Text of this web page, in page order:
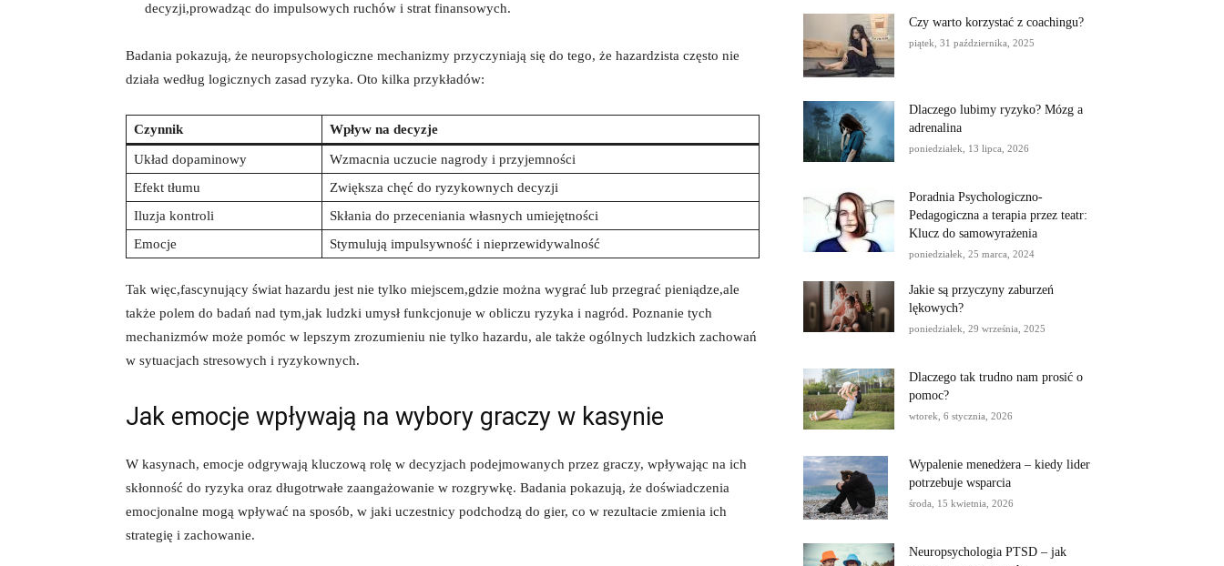
decyzji,prowadząc do impulsowych ruchów i strat finansowych.
Badania pokazują, że neuropsychologiczne mechanizmy przyczyniają się do tego, że hazardzista często nie
działa według logicznych zasad ryzyka. Oto kilka przykładów:
Czynnik Wpływ na decyzje
Układ dopaminowy
Wzmacnia uczucie nagrody i przyjemności
Efekt tłumu
Zwiększa chęć do ryzykownych decyzji
Iluzja kontroli
Skłania do przeceniania własnych umiejętności
Emocje
Stymulują impulsywność i nieprzewidywalność
Tak więc,fascynujący świat hazardu jest nie tylko miejscem,gdzie można wygrać lub przegrać pieniądze,ale
także polem do badań nad tym,jak ludzki umysł funkcjonuje w obliczu ryzyka i nagród. Poznanie tych
mechanizmów może pomóc w lepszym zrozumieniu nie tylko hazardu, ale także ogólnych ludzkich zachowań
w sytuacjach stresowych i ryzykownych.
Jak emocje wpływają na wybory graczy w kasynie
W kasynach, emocje odgrywają kluczową rolę w decyzjach podejmowanych przez graczy, wpływając na ich
skłonność do ryzyka oraz długotrwałe zaangażowanie w rozgrywkę. Badania pokazują, że doświadczenia
emocjonalne mogą wpływać na sposób, w jaki uczestnicy podchodzą do gier, co w rezultacie zmienia ich
strategię i zachowanie.
Czy warto korzystać z coachingu?
piątek, 31 października, 2025
Dlaczego lubimy ryzyko? Mózg a
adrenalina
poniedziałek, 13 lipca, 2026
Poradnia Psychologiczno-
Pedagogiczna a terapia przez teatr:
Klucz do samowyrażenia
poniedziałek, 25 marca, 2024
Jakie są przyczyny zaburzeń
lękowych?
poniedziałek, 29 września, 2025
Dlaczego tak trudno nam prosić o
pomoc?
wtorek, 6 stycznia, 2026
Wypalenie menedżera – kiedy lider
potrzebuje wsparcia
środa, 15 kwietnia, 2026
Neuropsychologia PTSD – jak